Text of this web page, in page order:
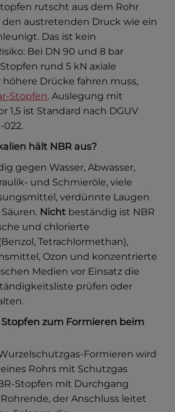
rutscht aus dem Rohr
austretenden Druck wie ein
Das ist kein
Bei DN 90 und 8 bar
rund 5 kN axiale
höhere Drücke fahren muss,
Stopfen. Auslegung mit
1,5 ist Standard nach DGUV
022.
hält NBR aus?
gegen Wasser, Abwasser,
und Schmieröle, viele
verdünnte Laugen
Nicht beständig ist NBR
und chlorierte
Tetrachlormethan),
Ozon und konzentrierte
Medien vor Einsatz die
prüfen oder
zum Formieren beim
Formieren wird
Rohrs mit Schutzgas
Stopfen mit Durchgang
der Anschluss leitet